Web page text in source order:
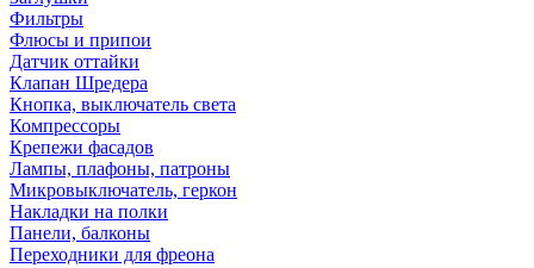
Фильтры
Флюсы и припои
Датчик оттайки
Клапан Шредера
Кнопка, выключатель света
Компрессоры
Крепежи фасадов
Лампы, плафоны, патроны
Микровыключатель, геркон
Накладки на полки
Панели, балконы
Переходники для фреона